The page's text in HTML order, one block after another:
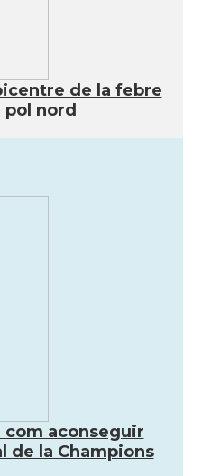
de la febre
pol nord
aconseguir
de la Champions